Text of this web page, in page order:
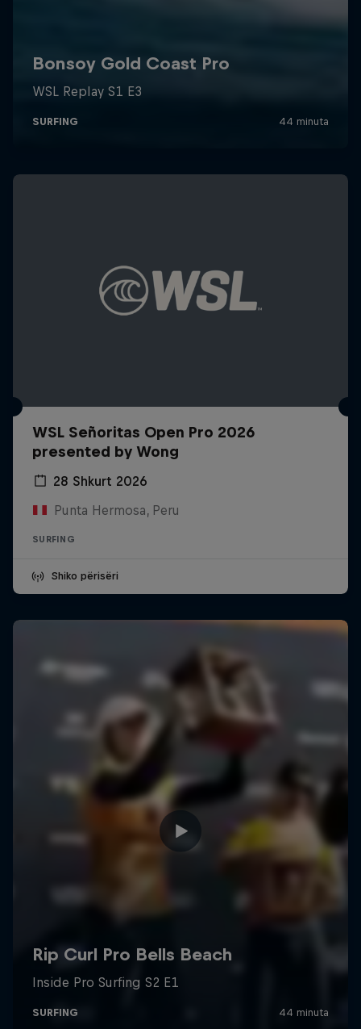
WSL Señoritas Open Pro 2026
presented by Wong
28 Shkurt 2026
Punta Hermosa, Peru
SURFING
Shiko përisëri